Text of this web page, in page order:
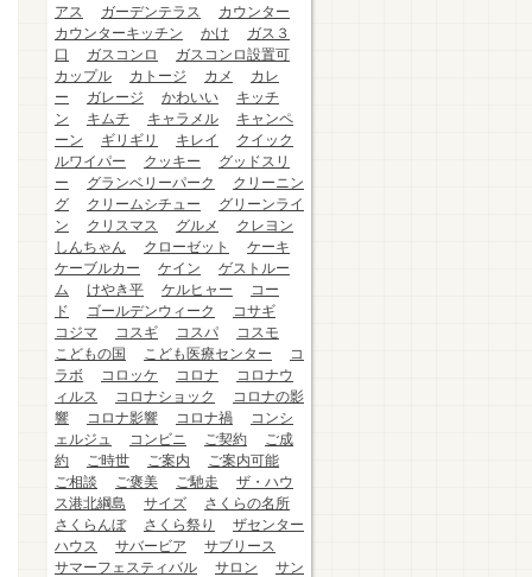
アス
ガーデンテラス
カウンター
カウンターキッチン
かけ
ガス３
口
ガスコンロ
ガスコンロ設置可
カップル
カトージ カメ
カレ
ー
ガレージ かわいい
キッチ
ン
キムチ キャラメル
キャンペ
ーン
ギリギリ キレイ
クイック
ルワイパー
クッキー
グッドスリ
ー
グランベリーパーク
クリーニン
グ
クリームシチュー
グリーンライ
ン
クリスマス グルメ
クレヨン
しんちゃん
クローゼット
ケーキ
ケーブルカー
ケイン
ゲストルー
ム
けやき平 ケルヒャー
コー
ド
ゴールデンウィーク
コサギ
コジマ
コスギ コスパ
コスモ
こどもの国
こども医療センター
コ
ラボ
コロッケ コロナ
コロナウ
ィルス
コロナショック
コロナの影
響
コロナ影響 コロナ禍
コンシ
ェルジュ
コンビニ ご契約
ご成
約
ご時世 ご案内
ご案内可能
ご相談
ご褒美 ご馳走
ザ・ハウ
ス港北綱島
サイズ
さくらの名所
さくらんぼ
さくら祭り
ザセンター
ハウス
サバービア
サブリース
サマーフェスティバル
サロン
サン